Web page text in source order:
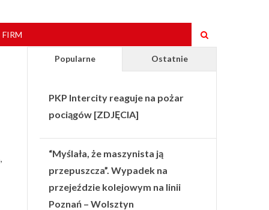
Popularne Ostatnie
PKP Intercity reaguje na pożar
pociągów [ZDJĘCIA]
“Myślała, że maszynista ją
przepuszcza”. Wypadek na
przejeździe kolejowym na linii
Poznań – Wolsztyn